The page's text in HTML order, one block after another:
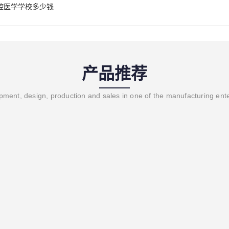
医学学校多少钱
产品推荐
design, production and sales in one of the manufacturing